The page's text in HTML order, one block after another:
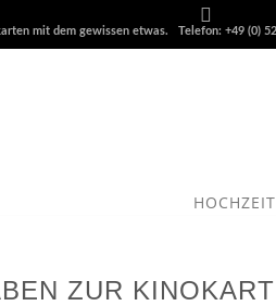
mit dem gewissen etwas. Telefon: +49 (0)
HOCHZEIT
ZUR